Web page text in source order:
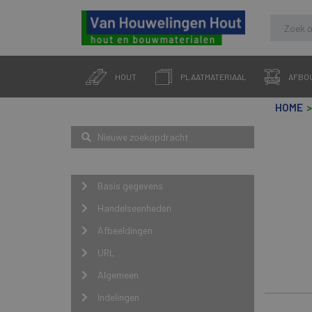
HOUT PLAATMATERIAAL
Nieuwe zoekopdracht
Basis gegevens
Handelseenheden
Afbeeldingen
URL
Algemeen
Indelingen
HOME